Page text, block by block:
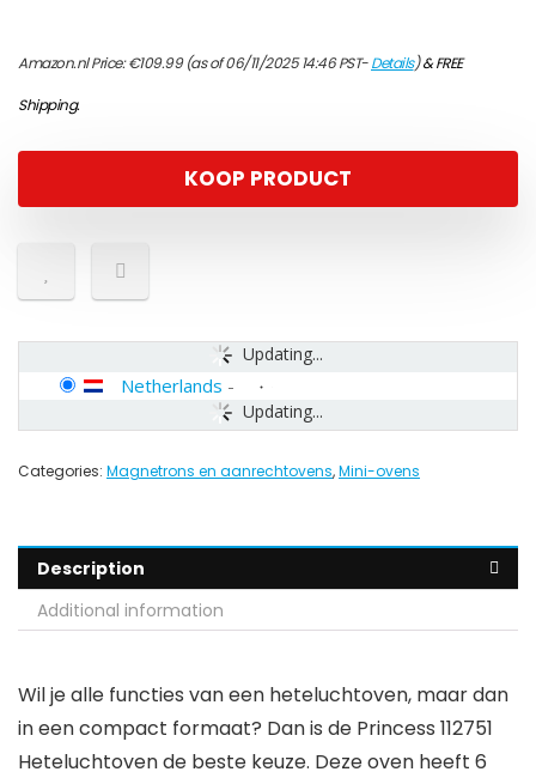
Amazon.nl Price:€109.99(as of 06/11/2025 14:46 PST-Details)&FREE
Shipping.
KOOP PRODUCT
Updating...
Updating...
Netherlands -
Categories: Magnetrons en aanrechtovens,Mini-ovens
Description
Additional information
Wil je alle functies van een heteluchtoven, maar dan
in een compact formaat? Dan is de Princess 112751
Heteluchtoven de beste keuze. Deze oven heeft 6